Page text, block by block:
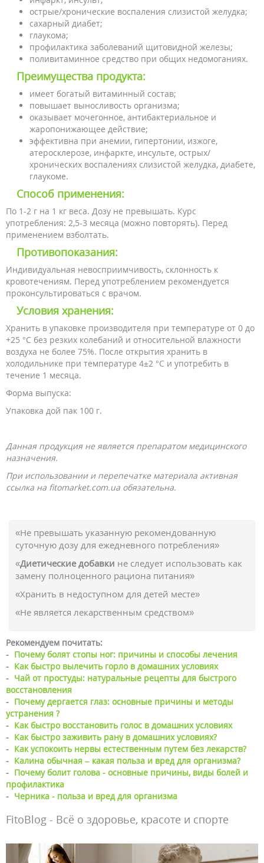
острые/хронические воспаления слизистой желудка;
сахарный диабет;
глаукома;
профилактика заболеваний щитовидной железы;
поливитаминное средство при общих недомоганиях.
Преимущества продукта:
имеет богатый витаминный состав;
повышает выносливость организма;
оказывает мочегонное, антибактериальное и
жаропонижающее действие;
эффективна при анемии, гипертонии, изжоге,
атеросклерозе, инфаркте, инсульте, острых/
хронических воспалениях слизистой желудка, диабете,
глаукоме.
Способ применения:
По 1-2 г на 1 кг веса. Дозу не превышать. Курс
употребления: 2,5-3 месяца (можно повторять). Перед
применением взболтать.
Противопоказания:
Индивидуальная невосприимчивость, склонность к
кровотечениям. Перед употреблением рекомендуется
проконсультироваться с врачом.
Условия хранения:
Хранить в упаковке производителя при температуре от 0 до
+25 °С без резких колебаний и относительной влажности
воздуха не более 75%. После открытия хранить в
холодильнике при температуре 4±2 °С и употребить в
течение 1 месяца.
Форма выпуска:
Упаковка дой пак 100 г.
Данная продукция не является препаратом медицинского
назначения.
При использовании и перепечатке материала активная
ссылка на fitomarket.com.ua обязательна.
«Не превышать указанную рекомендованную
суточную дозу для ежедневного потребления»
«Диетические добавки не следует использовать как
замену полноценного рациона питания»
«Хранить в недоступном для детей месте»
«Не является лекарственным средством»
Рекомендуем почитать:
- Почему болят стопы ног: причины и способы лечения
- Как быстро вылечить горло в домашних условиях
- Чай от простуды: натуральные рецепты для быстрого
восстановления
- Почему дергается глаз: основные причины и методы
устранения ?
- Как быстро восстановить голос в домашних условиях
- Как быстро заживить рану в домашних условиях?
- Как успокоить нервы естественным путем без лекарств?
- Калина обычная – какая польза и вред для организма?
- Почему болит голова - основные причины, виды болей и
профилактика
- Черника - польза и вред для организма
FitoBlog - Всё о здоровье, красоте и спорте